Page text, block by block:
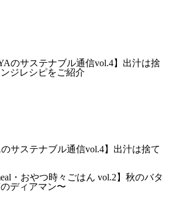
サステナブル通信vol.4】出汁は捨て